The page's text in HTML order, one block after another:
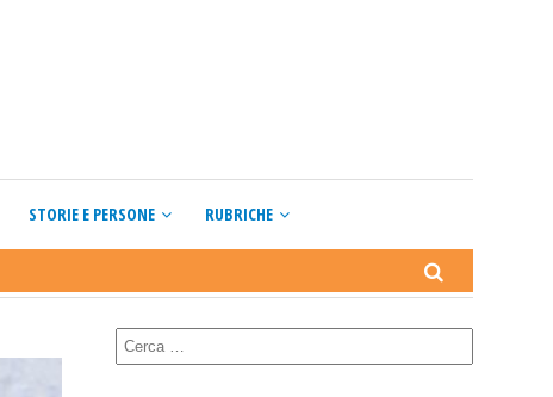
STORIE E PERSONE RUBRICHE